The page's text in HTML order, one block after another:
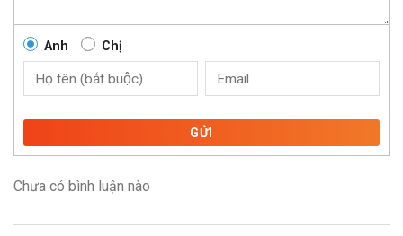
Anh Chị
GỬI
Chưa có bình luận nào